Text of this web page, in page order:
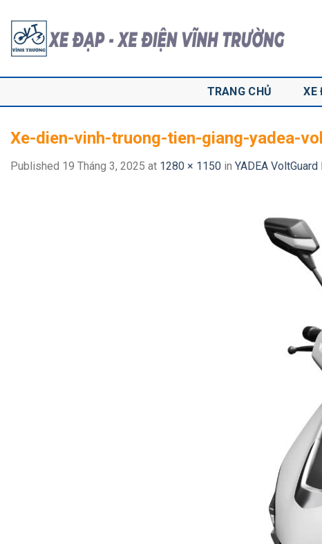
content
TRANG CHỦ XE
Xe-dien-vinh-truong-tien-giang-yadea-
Published 19 Tháng 3, 2025 at 1280 × 1150 in YADEA